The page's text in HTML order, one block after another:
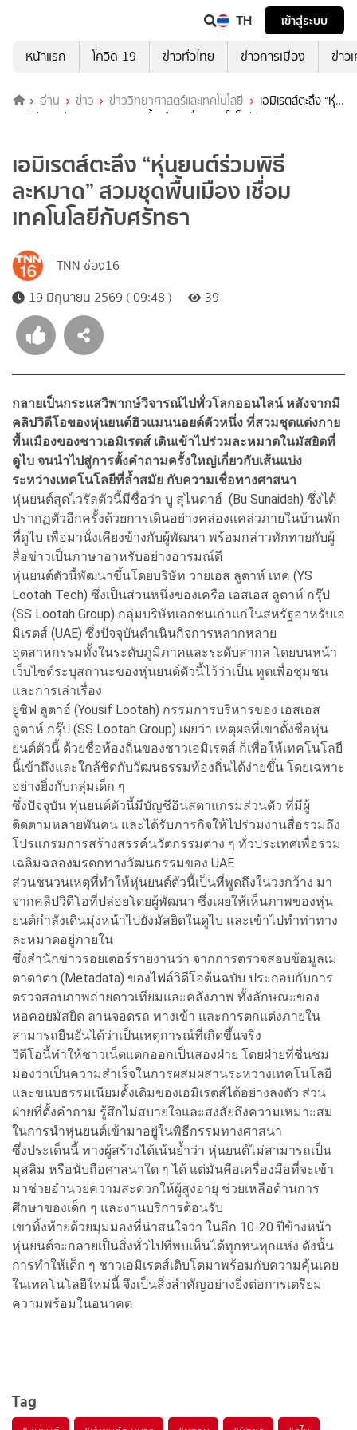
TH
เข้าสู่ระบบ
หน้าแรก
โควิด-19 ข่าวทั่วไทย ข่าวการเมือง ข่าว
อ่าน ข่าว ข่าววิทยาศาสตร์และเทคโนโลยี
เอมิเรตส์ตะลึง “หุ่น
ยนต์ร่วมพิธีละหมาด” สวมชุดพื้นเมือง เชื่อมเทคโนโลยีกับศรัทธา
เอมิเรตส์ตะลึง “หุ่นยนต์ร่วมพิธี
ละหมาด” สวมชุดพื้นเมือง เชื่อม
เทคโนโลยีกับศรัทธา
TNN ช่อง16
19 มิถุนายน 2569 ( 09:48 )
39
กลายเป็นกระแสวิพากษ์วิจารณ์ไปทั่วโลกออนไลน์ หลังจากมี
คลิปวิดีโอของหุ่นยนต์ฮิวแมนนอยด์ตัวหนึ่ง ที่สวมชุดแต่งกาย
พื้นเมืองของชาวเอมิเรตส์ เดินเข้าไปร่วมละหมาดในมัสยิดที่
ดูไบ จนนำไปสู่การตั้งคำถามครั้งใหญ่เกี่ยวกับเส้นแบ่ง
ระหว่างเทคโนโลยีที่ล้ำสมัย กับความเชื่อทางศาสนา
หุ่นยนต์สุดไวรัลตัวนี้มีชื่อว่า บู สุไนดาฮ์ (Bu Sunaidah) ซึ่งได้
ปรากฏตัวอีกครั้งด้วยการเดินอย่างคล่องแคล่วภายในบ้านพัก
ที่ดูไบ เพื่อมานั่งเคียงข้างกับผู้พัฒนา พร้อมกล่าวทักทายกับผู้
สื่อข่าวเป็นภาษาอาหรับอย่างอารมณ์ดี
หุ่นยนต์ตัวนี้พัฒนาขึ้นโดยบริษัท วายเอส ลูตาห์ เทค (YS
Lootah Tech) ซึ่งเป็นส่วนหนึ่งของเครือ เอสเอส ลูตาห์ กรุ๊ป
(SS Lootah Group) กลุ่มบริษัทเอกชนเก่าแก่ในสหรัฐอาหรับเอ
มิเรตส์ (UAE) ซึ่งปัจจุบันดำเนินกิจการหลากหลาย
อุตสาหกรรมทั้งในระดับภูมิภาคและระดับสากล โดยบนหน้า
เว็บไซต์ระบุสถานะของหุ่นยนต์ตัวนี้ไว้ว่าเป็น ทูตเพื่อชุมชน
และการเล่าเรื่อง
ยูซิฟ ลูตาฮ์ (Yousif Lootah) กรรมการบริหารของ เอสเอส
ลูตาห์ กรุ๊ป (SS Lootah Group) เผยว่า เหตุผลที่เขาตั้งชื่อหุ่น
ยนต์ตัวนี้ ด้วยชื่อท้องถิ่นของชาวเอมิเรตส์ ก็เพื่อให้เทคโนโลยี
นี้เข้าถึงและใกล้ชิดกับวัฒนธรรมท้องถิ่นได้ง่ายขึ้น โดยเฉพาะ
อย่างยิ่งกับกลุ่มเด็ก ๆ
ซึ่งปัจจุบัน หุ่นยนต์ตัวนี้มีบัญชีอินสตาแกรมส่วนตัว ที่มีผู้
ติดตามหลายพันคน และได้รับภารกิจให้ไปร่วมงานสื่อรวมถึง
โปรแกรมการสร้างสรรค์นวัตกรรมต่าง ๆ ทั่วประเทศเพื่อร่วม
เฉลิมฉลองมรดกทางวัฒนธรรมของ UAE
ส่วนชนวนเหตุที่ทำให้หุ่นยนต์ตัวนี้เป็นที่พูดถึงในวงกว้าง มา
จากคลิปวิดีโอที่ปล่อยโดยผู้พัฒนา ซึ่งเผยให้เห็นภาพของหุ่น
ยนต์กำลังเดินมุ่งหน้าไปยังมัสยิดในดูไบ และเข้าไปทำท่าทาง
ละหมาดอยู่ภายใน
ซึ่งสำนักข่าวรอยเตอร์รายงานว่า จากการตรวจสอบข้อมูลเม
ตาดาตา (Metadata) ของไฟล์วิดีโอต้นฉบับ ประกอบกับการ
ตรวจสอบภาพถ่ายดาวเทียมและคลังภาพ ทั้งลักษณะของ
หอคอยมัสยิด ลานจอดรถ ทางเข้า และการตกแต่งภายใน
สามารถยืนยันได้ว่าเป็นเหตุการณ์ที่เกิดขึ้นจริง
วิดีโอนี้ทำให้ชาวเน็ตแตกออกเป็นสองฝ่าย โดยฝ่ายที่ชื่นชม
มองว่าเป็นความสำเร็จในการผสมผสานระหว่างเทคโนโลยี
และขนบธรรมเนียมดั้งเดิมของเอมิเรตส์ได้อย่างลงตัว ส่วน
ฝ่ายที่ตั้งคำถาม รู้สึกไม่สบายใจและสงสัยถึงความเหมาะสม
ในการนำหุ่นยนต์เข้ามาอยู่ในพิธีกรรมทางศาสนา
ซึ่งประเด็นนี้ ทางผู้สร้างได้เน้นย้ำว่า หุ่นยนต์ไม่สามารถเป็น
มุสลิม หรือนับถือศาสนาใด ๆ ได้ แต่มันคือเครื่องมือที่จะเข้า
มาช่วยอำนวยความสะดวกให้ผู้สูงอายุ ช่วยเหลือด้านการ
ศึกษาของเด็ก ๆ และงานบริการต้อนรับ
เขาทิ้งท้ายด้วยมุมมองที่น่าสนใจว่า ในอีก 10-20 ปีข้างหน้า
หุ่นยนต์จะกลายเป็นสิ่งทั่วไปที่พบเห็นได้ทุกหนทุกแห่ง ดังนั้น
การทำให้เด็ก ๆ ชาวเอมิเรตส์เติบโตมาพร้อมกับความคุ้นเคย
ในเทคโนโลยีใหม่นี้ จึงเป็นสิ่งสำคัญอย่างยิ่งต่อการเตรียม
ความพร้อมในอนาคต
Tag